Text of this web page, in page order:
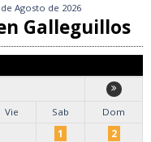
Agosto de 2026
Galleguillos
Vie Sab
Dom
1
2